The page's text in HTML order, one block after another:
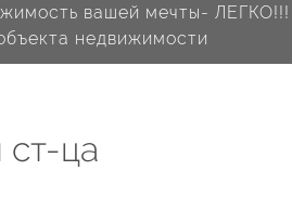
вашей мечты- ЛЕГКО!!!
недвижимости
ст-ца